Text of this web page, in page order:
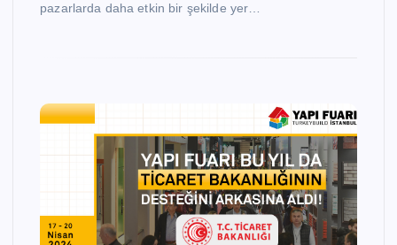
pazarlarda daha etkin bir şekilde yer…